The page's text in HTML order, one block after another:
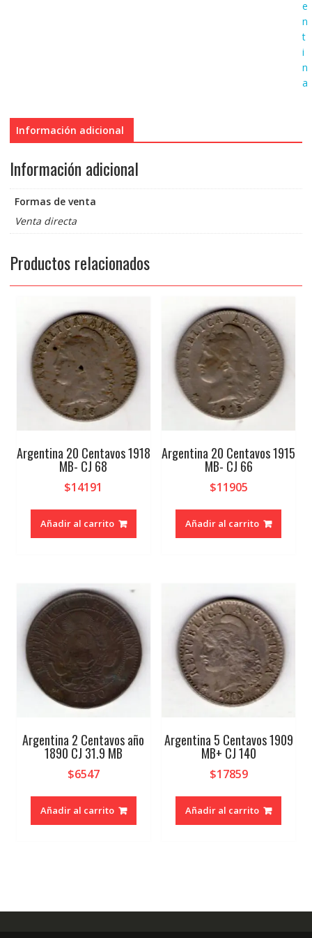
e
n
t
i
n
a
Información adicional
Información adicional
Formas de venta
Venta directa
Productos relacionados
Argentina 20 Centavos 1918
MB- CJ 68
$14191
Añadir al carrito
Argentina 20 Centavos 1915
MB- CJ 66
$11905
Añadir al carrito
Argentina 2 Centavos año
1890 CJ 31.9 MB
$6547
Añadir al carrito
Argentina 5 Centavos 1909
MB+ CJ 140
$17859
Añadir al carrito